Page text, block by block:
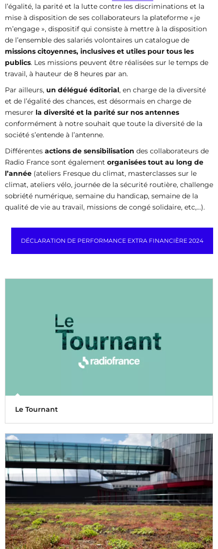
l’égalité, la parité et la lutte contre les discriminations et la
mise à disposition de ses collaborateurs la plateforme « je
m’engage », dispositif qui consiste à mettre à la disposition
de l’ensemble des salariés volontaires un catalogue de
missions citoyennes, inclusives et utiles pour tous les
publics. Les missions peuvent être réalisées sur le temps de
travail, à hauteur de 8 heures par an.
Par ailleurs, un délégué éditorial, en charge de la diversité
et de l’égalité des chances, est désormais en charge de
mesurer la diversité et la parité sur nos antennes
conformément à notre souhait que toute la diversité de la
société s’entende à l’antenne.
Différentes actions de sensibilisation des collaborateurs de
Radio France sont également organisées tout au long de
l’année (ateliers Fresque du climat, masterclasses sur le
climat, ateliers vélo, journée de la sécurité routière, challenge
sobriété numérique, semaine du handicap, semaine de la
qualité de vie au travail, missions de congé solidaire, etc,...).
DÉCLARATION DE PERFORMANCE EXTRA FINANCIÈRE 2024
Le Tournant
Radio France engage Le Tournant environnemental